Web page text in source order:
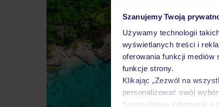
Szanujemy Twoją
Używamy technologii
wyświetlanych treści i
oferowania funkcji mediów
funkcje strony.
Klikając „Zezwól na
personalizować swój
Szczegółowe informacje